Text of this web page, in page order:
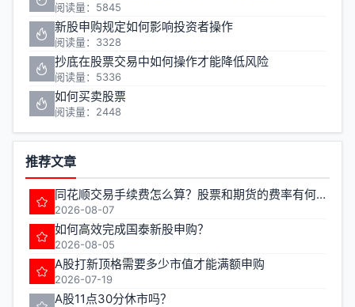
阅读量：5845
新股申购规定如何影响投资者操作
阅读量：3328
抄底在股票交易中如何操作才能降低风险
阅读量：5336
如何买卖股票
阅读量：2448
推荐文章
同花顺交易手续费怎么算？股票和期货的费率有何不同？
2026-08-07
如何高效完成国泰新股申购？
2026-08-05
A股打新顶格需要多少市值才能满额申购
2026-07-19
A股11点30分休市吗？